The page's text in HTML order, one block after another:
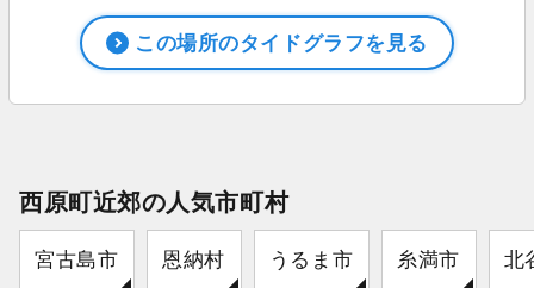
この場所のタイドグラフを見る
西原町近郊の人気市町村
宮古島市 恩納村 うるま市 糸満市 北